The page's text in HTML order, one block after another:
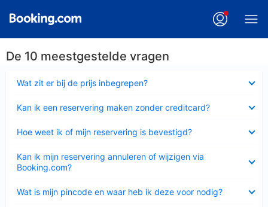
De 10 meestgestelde vragen
Wat zit er bij de prijs inbegrepen?
Kan ik een reservering maken zonder creditcard?
Hoe weet ik of mijn reservering is bevestigd?
Kan ik mijn reservering annuleren of wijzigen via
Booking.com?
Wat is mijn pincode en waar heb ik deze voor nodig?